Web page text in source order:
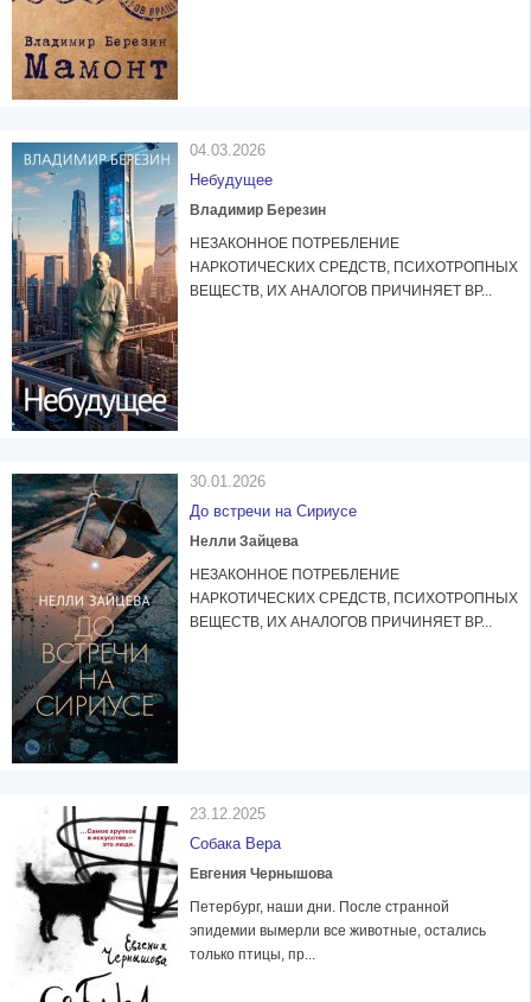
04.03.2026
Небудущее
Владимир Березин
НЕЗАКОННОЕ ПОТРЕБЛЕНИЕ
НАРКОТИЧЕСКИХ СРЕДСТВ, ПСИХОТРОПНЫХ
ВЕЩЕСТВ, ИХ АНАЛОГОВ ПРИЧИНЯЕТ ВР...
30.01.2026
До встречи на Сириусе
Нелли Зайцева
НЕЗАКОННОЕ ПОТРЕБЛЕНИЕ
НАРКОТИЧЕСКИХ СРЕДСТВ, ПСИХОТРОПНЫХ
ВЕЩЕСТВ, ИХ АНАЛОГОВ ПРИЧИНЯЕТ ВР...
23.12.2025
Собака Вера
Евгения Чернышова
Петербург, наши дни. После странной
эпидемии вымерли все животные, остались
только птицы, пр...